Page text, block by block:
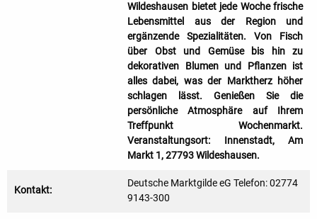
Wildeshausen bietet jede Woche frische
Lebensmittel aus der Region und
ergänzende Spezialitäten. Von Fisch
über Obst und Gemüse bis hin zu
dekorativen Blumen und Pflanzen ist
alles dabei, was der Marktherz höher
schlagen lässt. Genießen Sie die
persönliche Atmosphäre auf Ihrem
Treffpunkt Wochenmarkt.
Veranstaltungsort: Innenstadt, Am
Markt 1, 27793 Wildeshausen.
Kontakt:
Deutsche Marktgilde eG Telefon: 02774
9143-300